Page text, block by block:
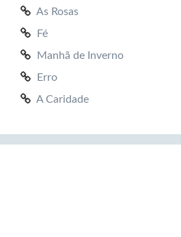
As Rosas
Fé
Manhã de Inverno
Erro
A Caridade